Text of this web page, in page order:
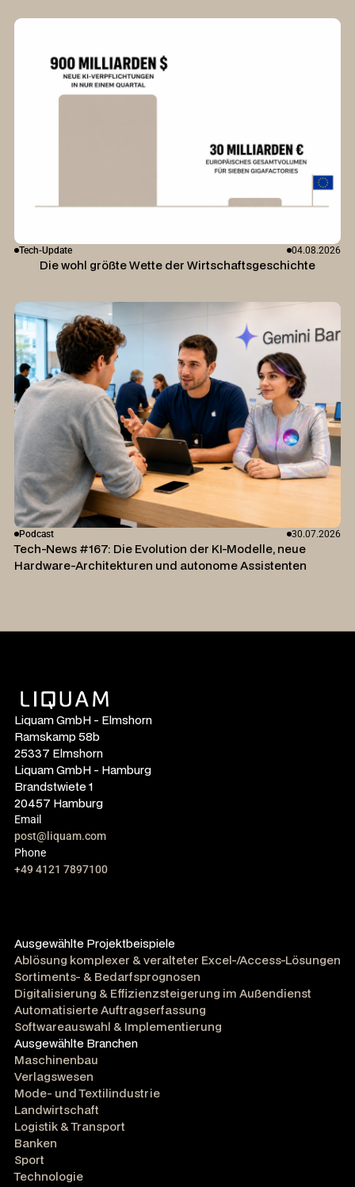
Tech-Update 04.08.2026
Die wohl größte Wette der Wirtschaftsgeschichte
Podcast 30.07.2026
Tech-News #167: Die Evolution der KI-Modelle, neue
Hardware-Architekturen und autonome Assistenten
Liquam GmbH - Elmshorn
Ramskamp 58b
25337 Elmshorn
Liquam GmbH - Hamburg
Brandstwiete 1
20457 Hamburg
Email
post@liquam.com
Phone
+49 4121 7897100
Ausgewählte Projektbeispiele
Ablösung komplexer & veralteter Excel-/Access-Lösungen
Sortiments- & Bedarfsprognosen
Digitalisierung & Effizienzsteigerung im Außendienst
Automatisierte Auftragserfassung
Softwareauswahl & Implementierung
Ausgewählte Branchen
Maschinenbau
Verlagswesen
Mode- und Textilindustrie
Landwirtschaft
Logistik & Transport
Banken
Sport
Technologie